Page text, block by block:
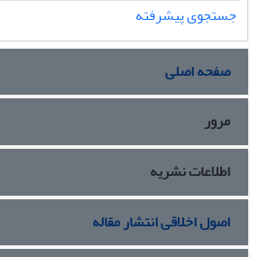
جستجوی پیشرفته
صفحه اصلی
مرور
اطلاعات نشریه
اصول اخلاقی انتشار مقاله